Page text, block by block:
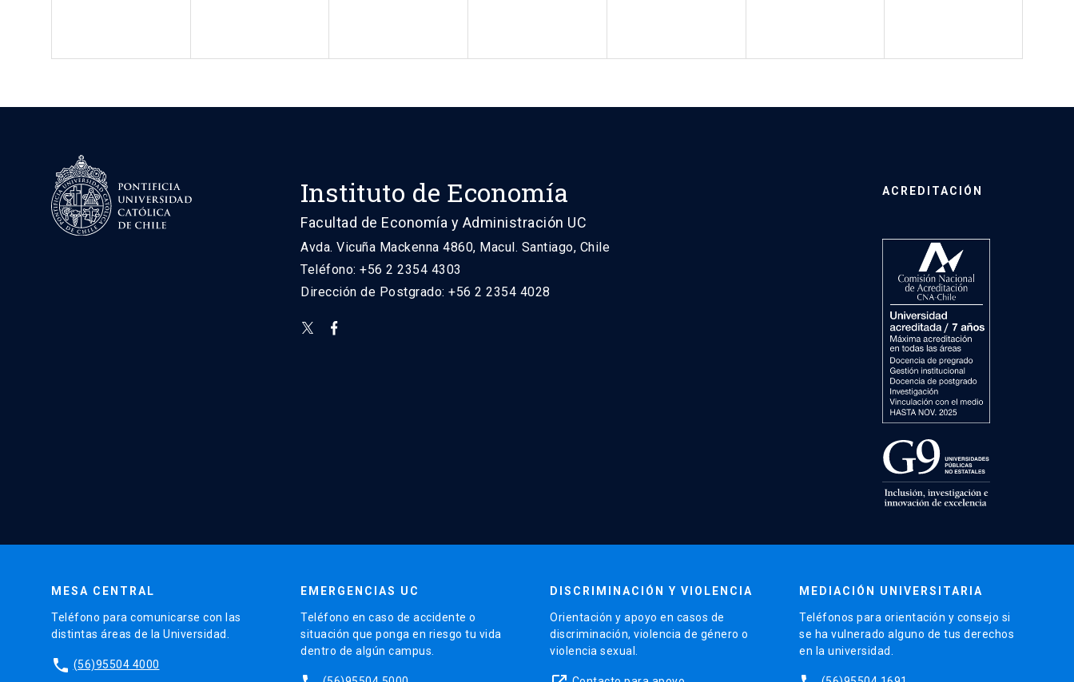
Instituto de Economía
Facultad de Economía y Administración UC
Avda. Vicuña Mackenna 4860, Macul. Santiago, Chile
Teléfono: +56 2 2354 4303
Dirección de Postgrado: +56 2 2354 4028
ACREDITACIÓN
MESA CENTRAL
Teléfono para comunicarse con las
distintas áreas de la Universidad.
phone (56)95504 4000
EMERGENCIAS UC
Teléfono en caso de accidente o
situación que ponga en riesgo tu vida
dentro de algún campus.
DISCRIMINACIÓN Y VIOLENCIA
Orientación y apoyo en casos de
discriminación, violencia de género o
violencia sexual.
MEDIACIÓN UNIVERSITARIA
Teléfonos para orientación y consejo si
se ha vulnerado alguno de tus derechos
en la universidad.